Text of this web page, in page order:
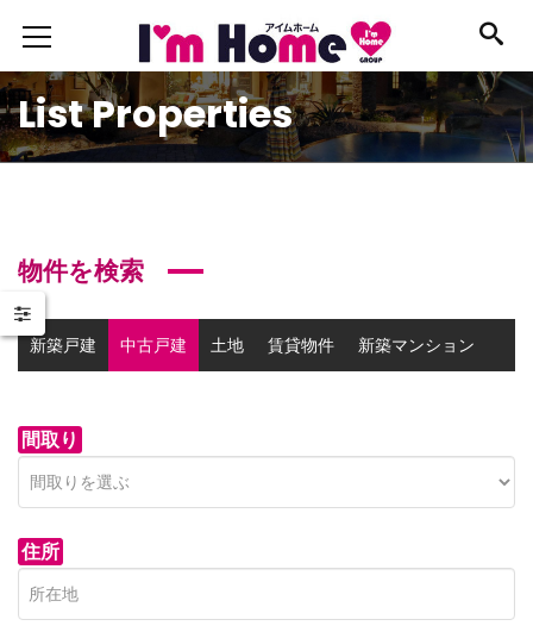
List Properties
物件を検索
新築戸建 中古戸建 土地 賃貸物件 新築マンション
間取り
住所